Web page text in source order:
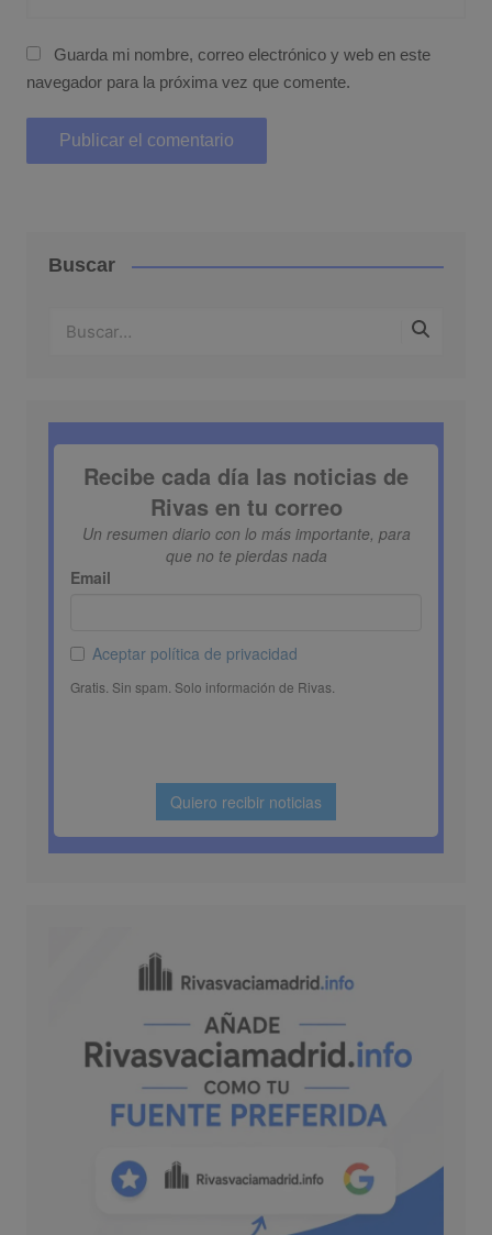
Guarda mi nombre, correo electrónico y web en este
navegador para la próxima vez que comente.
Buscar